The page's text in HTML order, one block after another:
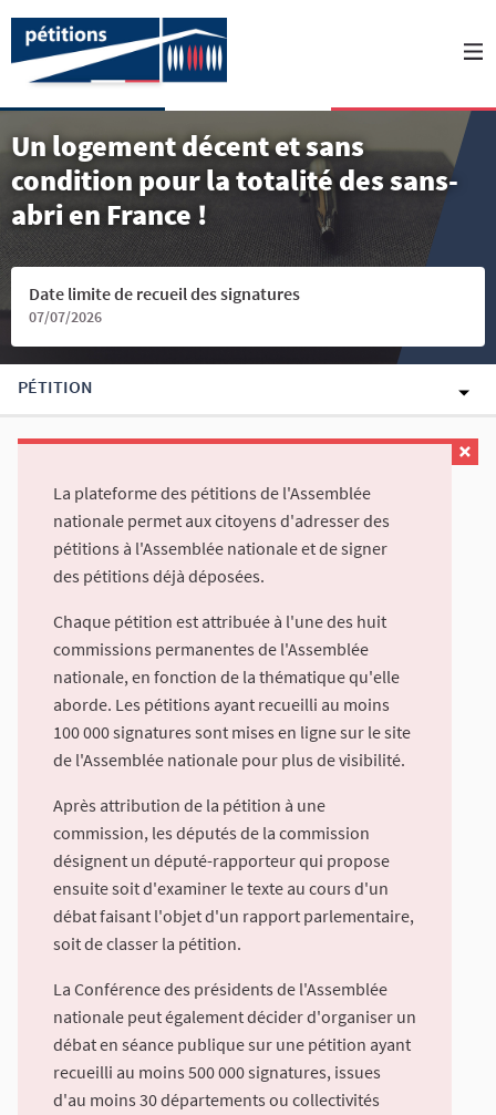
Un logement décent et sans
condition pour la totalité des sans-
abri en France !
Date limite de recueil des signatures
07/07/2026
PÉTITION
La plateforme des pétitions de l'Assemblée
nationale permet aux citoyens d'adresser des
pétitions à l'Assemblée nationale et de signer
des pétitions déjà déposées.
Chaque pétition est attribuée à l'une des huit
commissions permanentes de l'Assemblée
nationale, en fonction de la thématique qu'elle
aborde. Les pétitions ayant recueilli au moins
100 000 signatures sont mises en ligne sur le site
de l'Assemblée nationale pour plus de visibilité.
Après attribution de la pétition à une
commission, les députés de la commission
désignent un député-rapporteur qui propose
ensuite soit d'examiner le texte au cours d'un
débat faisant l'objet d'un rapport parlementaire,
soit de classer la pétition.
La Conférence des présidents de l'Assemblée
nationale peut également décider d'organiser un
débat en séance publique sur une pétition ayant
recueilli au moins 500 000 signatures, issues
d'au moins 30 départements ou collectivités